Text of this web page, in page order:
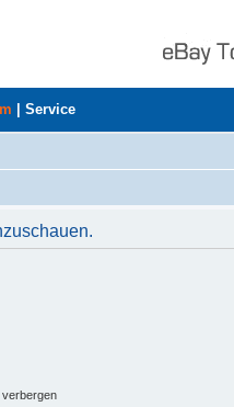
Service
verbergen